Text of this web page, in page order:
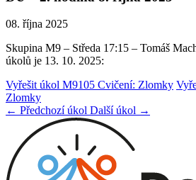
08. října 2025
Skupina M9 – Středa 17:15 – Tomáš
úkolů je 13. 10. 2025:
Vyřešit úkol M9105 Cvičení: Zlomky
Zlomky
← Předchozí úkol Další úkol →